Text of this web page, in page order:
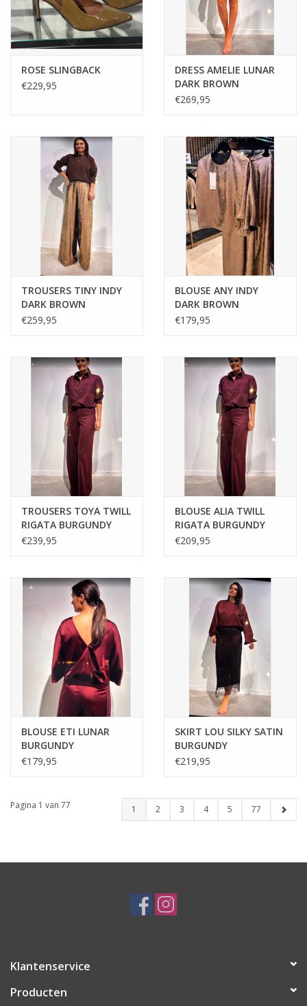
ROSE SLINGBACK
€229,95
DRESS AMELIE LUNAR
DARK BROWN
€269,95
TROUSERS TINY INDY
DARK BROWN
€259,95
BLOUSE ANY INDY
DARK BROWN
€179,95
TROUSERS TOYA TWILL
RIGATA BURGUNDY
€239,95
BLOUSE ALIA TWILL
RIGATA BURGUNDY
€209,95
BLOUSE ETI LUNAR
BURGUNDY
€179,95
SKIRT LOU SILKY SATIN
BURGUNDY
€219,95
Pagina 1 van 77 1 2 3 4 5 77
Klantenservice
Producten